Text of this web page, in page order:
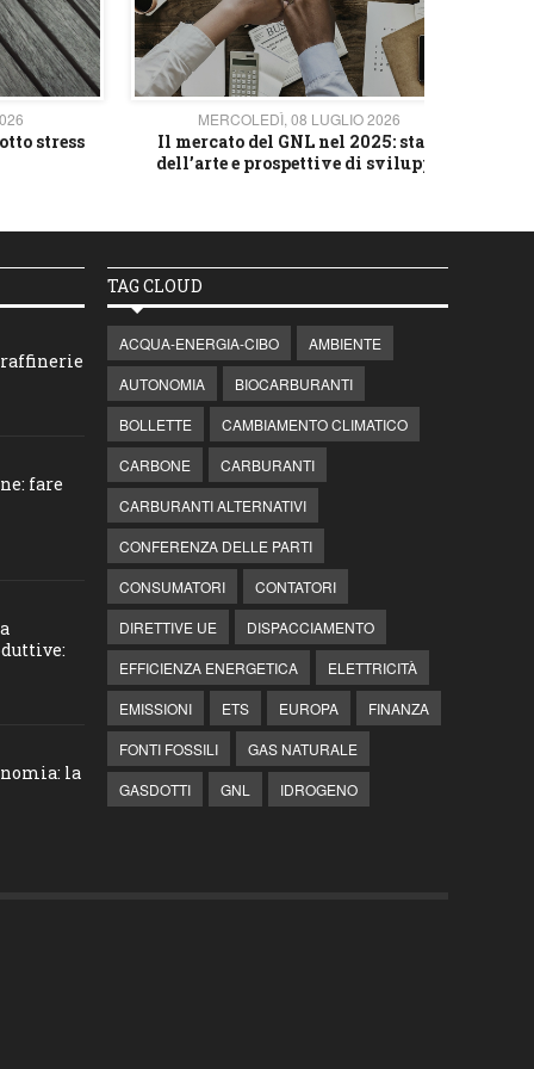
stress
MERCOLEDÌ, 08 LUGLIO 2026
Il mercato del GNL nel 2025: stato
dell’arte e prospettive di sviluppo
raffinerie
fare
la
TAG CLOUD
ACQUA-ENERGIA-CIBO
AMBIENTE
AUTONOMIA
BIOCARBURANTI
BOLLETTE
CAMBIAMENTO CLIMATICO
CARBONE
CARBURANTI
CARBURANTI ALTERNATIVI
CONFERENZA DELLE PARTI
CONSUMATORI
CONTATORI
DIRETTIVE UE
DISPACCIAMENTO
EFFICIENZA ENERGETICA
ELETTRICITÀ
EMISSIONI
ETS EUROPA
FINANZA
FONTI FOSSILI
GAS NATURALE
GASDOTTI
GNL IDROGENO